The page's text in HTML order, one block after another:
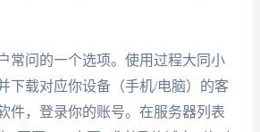
常问的一个选项。使用过程大同小
下载对应你设备（手机/电脑）的客
件，登录你的账号。在服务器列表